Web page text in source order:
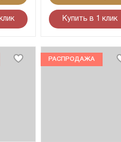
Купить в 1 клик
РАСПРОДАЖА